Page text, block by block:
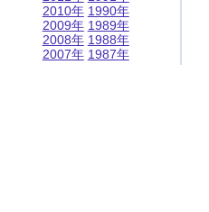
2010年
2009年
2008年
2007年
1990年
1989年
1988年
1987年